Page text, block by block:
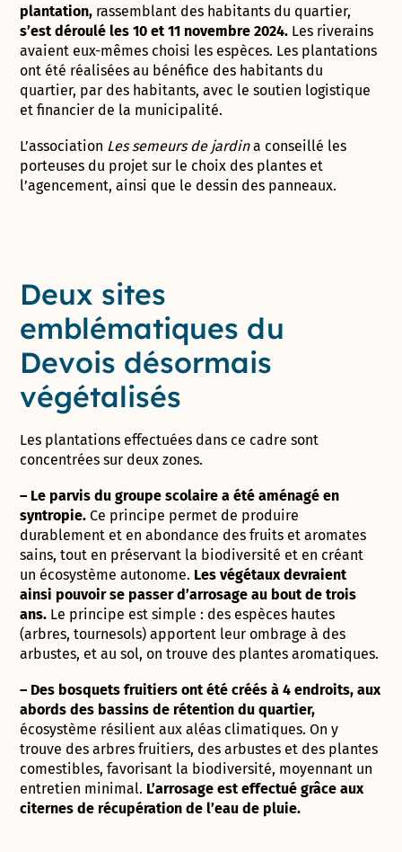
plantation, rassemblant des habitants du quartier,
s’est déroulé les 10 et 11 novembre 2024. Les riverains
avaient eux-mêmes choisi les espèces. Les plantations
ont été réalisées au bénéfice des habitants du
quartier, par des habitants, avec le soutien logistique
et financier de la municipalité.
L’association Les semeurs de jardina conseillé les
porteuses du projet sur le choix des plantes et
l’agencement, ainsi que le dessin des panneaux.
Deux sites
emblématiques du
Devois désormais
végétalisés
Les plantations effectuées dans ce cadre sont
concentrées sur deux zones.
– Le parvis du groupe scolaire a été aménagé en
syntropie. Ce principe permet de produire
durablement et en abondance des fruits et aromates
sains, tout en préservant la biodiversité et en créant
un écosystème autonome. Les végétaux devraient
ainsi pouvoir se passer d’arrosage au bout de trois
ans. Le principe est simple : des espèces hautes
(arbres, tournesols) apportent leur ombrage à des
arbustes, et au sol, on trouve des plantes aromatiques.
– Des bosquets fruitiers ont été créés à 4 endroits, aux
abords des bassins de rétention du quartier,
écosystème résilient aux aléas climatiques. On y
trouve des arbres fruitiers, des arbustes et des plantes
comestibles, favorisant la biodiversité, moyennant un
entretien minimal. L’arrosage est effectué grâce aux
citernes de récupération de l’eau de pluie.